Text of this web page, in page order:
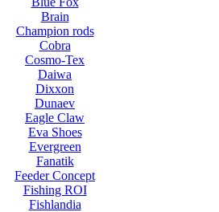
Brain
Champion rods
Cobra
Cosmo-Tex
Daiwa
Dixxon
Dunaev
Eagle Claw
Eva Shoes
Evergreen
Fanatik
Feeder Concept
Fishing ROI
Fishlandia